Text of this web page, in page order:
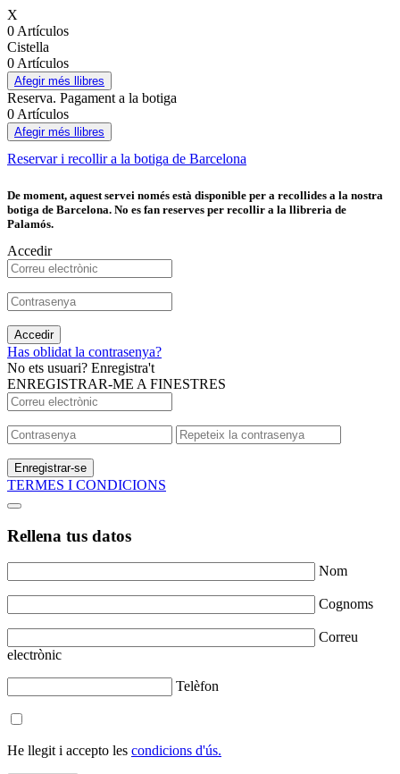
X
0 Artículos
Cistella
0 Artículos
Afegir més llibres
Reserva. Pagament a la botiga
0 Artículos
Afegir més llibres
Reservar i recollir a la botiga de Barcelona
De moment, aquest servei només està disponible per a recollides a la nostra
botiga de Barcelona. No es fan reserves per recollir a la llibreria de
Palamós.
Accedir
Accedir
Has oblidat la contrasenya?
No ets usuari? Enregistra't
ENREGISTRAR-ME A FINESTRES
Enregistrar-se
TERMES I CONDICIONS
Rellena tus datos
Nom
Cognoms
Correu
electrònic
Telèfon
He llegit i accepto les condicions d'ús.